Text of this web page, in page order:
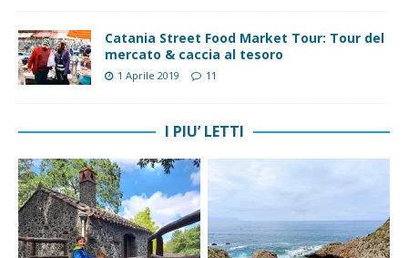
Catania Street Food Market Tour: Tour del
mercato & caccia al tesoro
1 Aprile 2019 11
I PIU’ LETTI